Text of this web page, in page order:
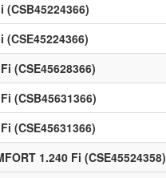
(CSB45224366)
(CSE45224366)
(CSE45628366)
(CSB45631366)
(CSE45631366)
1.240 Fi (CSE45524358)